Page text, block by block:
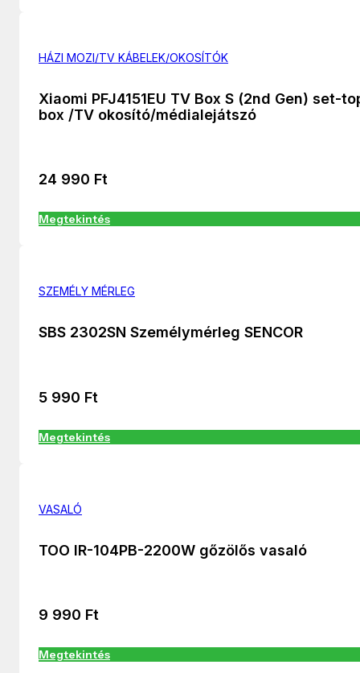
HÁZI MOZI/TV KÁBELEK/OKOSÍTÓK
Xiaomi PFJ4151EU TV Box S (2nd Gen) set-
box /TV okosító/médialejátszó
24 990 Ft
Megtekintés
SZEMÉLY MÉRLEG
SBS 2302SN Személymérleg SENCOR
5 990 Ft
Megtekintés
VASALÓ
TOO IR-104PB-2200W gőzölős vasaló
9 990 Ft
Megtekintés